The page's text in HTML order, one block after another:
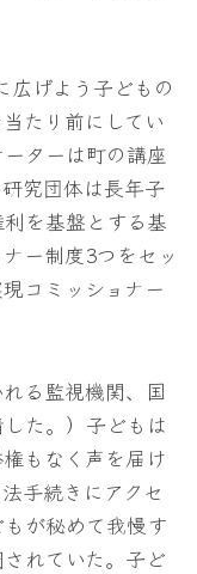
げよう子どもの
たり前にしてい
ターは町の講座
究団体は長年子
を基盤とする基
ー制度3つをセッ
コミッショナー
る監視機関、国
た。）子どもは
もなく声を届け
手続きにアクセ
が秘めて我慢す
れていた。子ど